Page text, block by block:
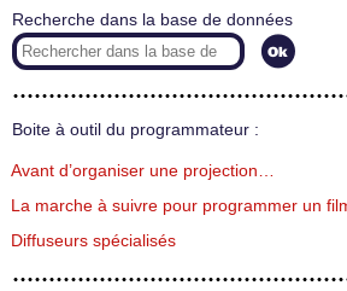
Recherche dans la base de données
Boite à outil du programmateur :
Avant d’organiser une projection…
La marche à suivre pour programmer un
Diffuseurs spécialisés